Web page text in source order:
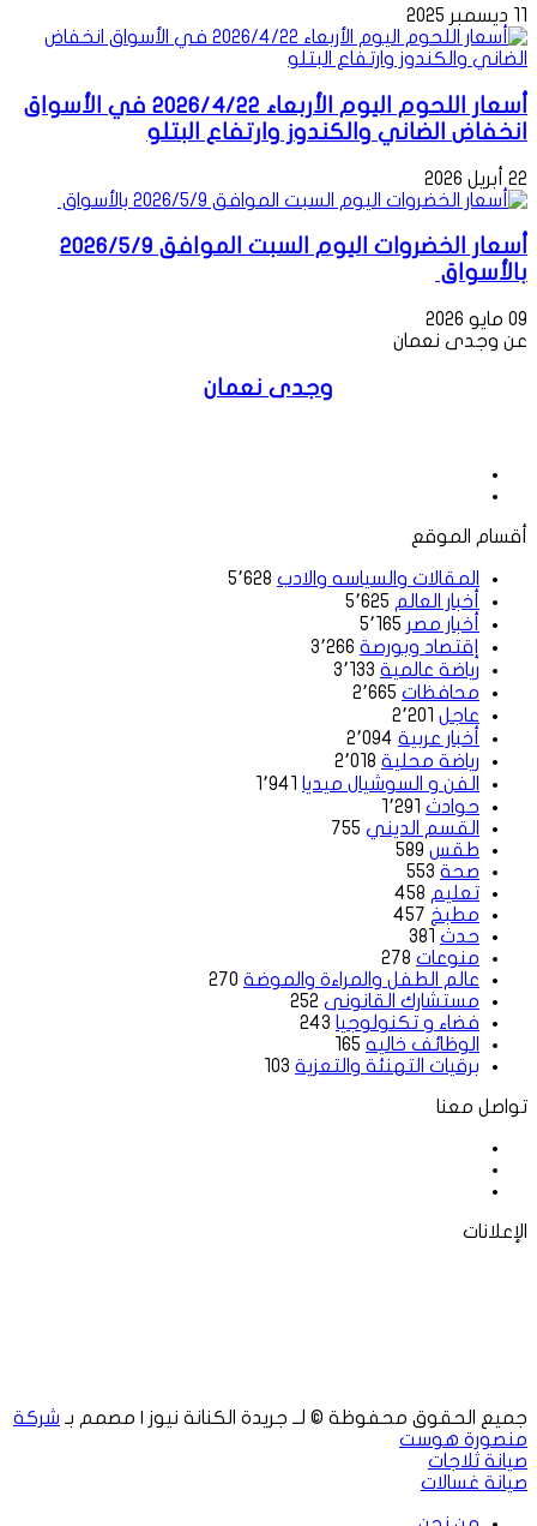
11 ديسمبر 2025
أسعار اللحوم اليوم الأربعاء 2026/4/22 في الأسواق
انخفاض الضاني والكندوز وارتفاع البتلو
22 أبريل 2026
أسعار الخضروات اليوم السبت الموافق 2026/5/9
بالأسواق
09 مايو 2026
عن وجدى نعمان
وجدى نعمان
أقسام الموقع
المقالات والسياسه والادب 5٬628
أخبار العالم 5٬625
أخبار مصر 5٬165
إقتصاد وبورصة 3٬266
رياضة عالمية 3٬133
محافظات 2٬665
عاجل 2٬201
أخبار عربية 2٬094
رياضة محلية 2٬018
الفن و السوشيال ميديا 1٬941
حوادث 1٬291
القسم الديني 755
طقس 589
صحة 553
تعليم 458
مطبخ 457
حدث 381
منوعات 278
عالم الطفل والمراءة والموضة 270
مستشارك القانونى 252
فضاء و تكنولوجيا 243
الوظائف خاليه 165
برقيات التهنئة والتعزية 103
تواصل معنا
الإعلانات
جميع الحقوق محفوظة © لــ جريدة الكنانة نيوز | مصمم بـ شركة
منصورة هوست
صيانة ثلاجات
صيانة غسالات